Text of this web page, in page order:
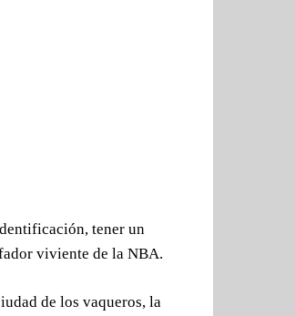
tener un
viviente de la NBA.
de los vaqueros, la